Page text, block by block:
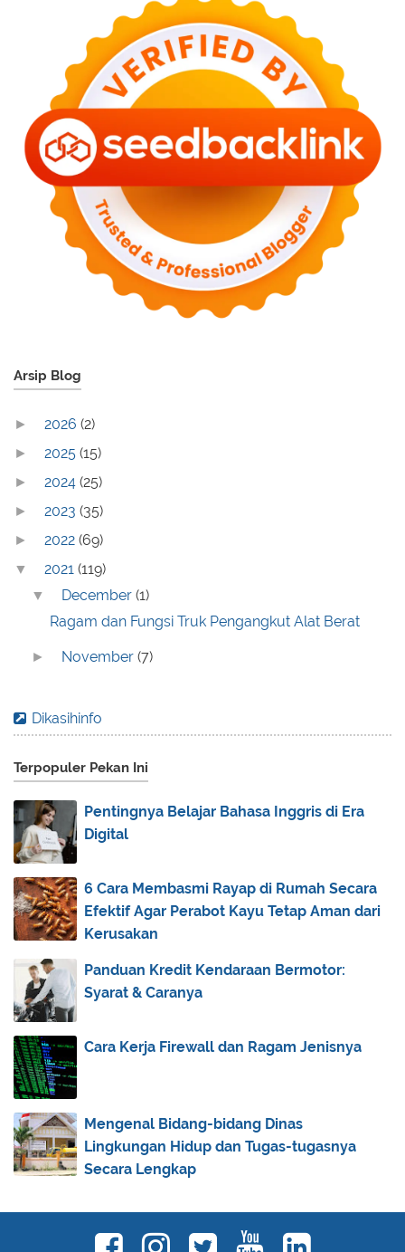
Arsip Blog
► 2026 (2)
► 2025 (15)
► 2024 (25)
► 2023 (35)
► 2022 (69)
▼ 2021 (119)
▼ December(1)
Ragam dan Fungsi Truk Pengangkut Alat Berat
► November(7)
► September
► July(13)
► June
► May(7)
► April
► March(10)
► February(14)
January
► 2020
► 2019
► 2018 (55)
► 2017
► 2016
► 2015 (30)
► 2014 (44)
► 2012(40)
(92)
Dikasihinfo
Terpopuler Pekan Ini
Pentingnya Belajar Bahasa Inggris di Era
Digital
6 Cara Membasmi Rayap di Rumah Secara
Efektif Agar Perabot Kayu Tetap Aman dari
Kerusakan
Panduan Kredit Kendaraan Bermotor:
Syarat & Caranya
Cara Kerja Firewall dan Ragam Jenisnya
Mengenal Bidang-bidang Dinas
Lingkungan Hidup dan Tugas-tugasnya
Secara Lengkap